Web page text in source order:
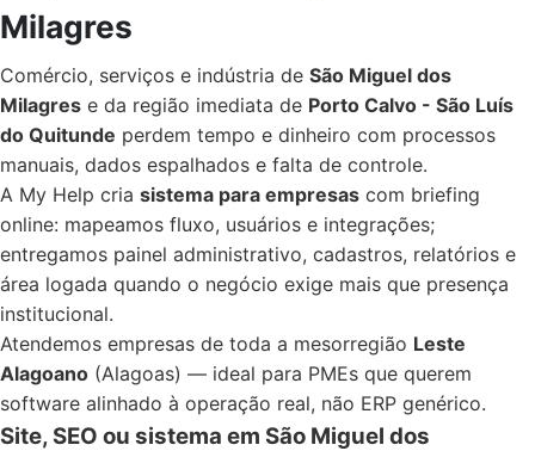
Milagres
Comércio, serviços e indústria de São Miguel dos
Milagres e da região imediata de Porto Calvo - São Luís
do Quitunde perdem tempo e dinheiro com processos
manuais, dados espalhados e falta de controle.
A My Help cria sistema para empresas com briefing
online: mapeamos fluxo, usuários e integrações;
entregamos painel administrativo, cadastros, relatórios e
área logada quando o negócio exige mais que presença
institucional.
Atendemos empresas de toda a mesorregião Leste
Alagoano (Alagoas) — ideal para PMEs que querem
software alinhado à operação real, não ERP genérico.
Site, SEO ou sistema em São Miguel dos